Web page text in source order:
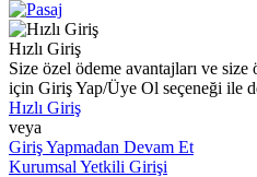
Hızlı Giriş
Size özel ödeme avantajları ve
için Giriş Yap/Üye Ol seçeneği ile
Hızlı Giriş
veya
Giriş Yapmadan Devam Et
Kurumsal Yetkili Girişi